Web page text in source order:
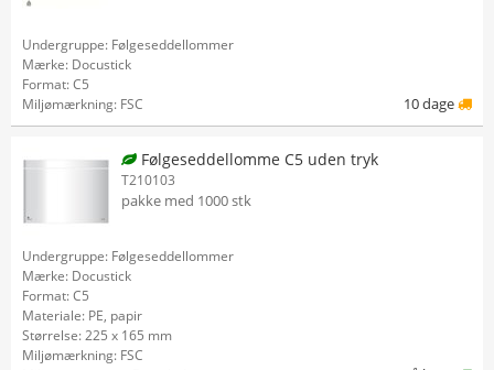
Undergruppe: Følgeseddellommer
Mærke: Docustick
Format: C5
Miljømærkning: FSC
10 dage
Følgeseddellomme C5 uden tryk
T210103
pakke med 1000 stk
Undergruppe: Følgeseddellommer
Mærke: Docustick
Format: C5
Materiale: PE, papir
Størrelse: 225 x 165 mm
Miljømærkning: FSC